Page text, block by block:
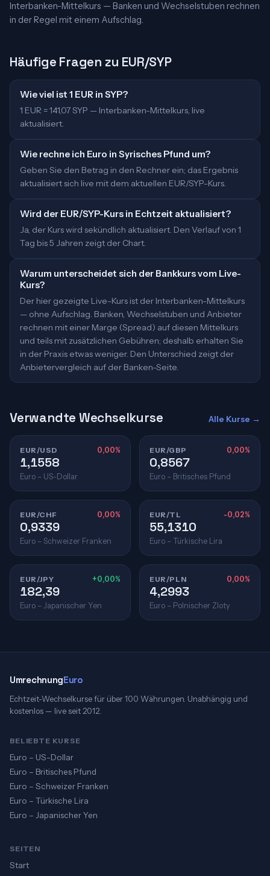
Interbanken-Mittelkurs — Banken und Wechselstuben rechnen
in der Regel mit einem Aufschlag.
Häufige Fragen zu EUR/SYP
Wie viel ist 1 EUR in SYP?
1 EUR = 141,07 SYP — Interbanken-Mittelkurs, live
aktualisiert.
Wie rechne ich Euro in Syrisches Pfund um?
Geben Sie den Betrag in den Rechner ein; das Ergebnis
aktualisiert sich live mit dem aktuellen EUR/SYP-Kurs.
Wird der EUR/SYP-Kurs in Echtzeit aktualisiert?
Ja, der Kurs wird sekündlich aktualisiert. Den Verlauf von 1
Tag bis 5 Jahren zeigt der Chart.
Warum unterscheidet sich der Bankkurs vom Live-
Kurs?
Der hier gezeigte Live-Kurs ist der Interbanken-Mittelkurs
— ohne Aufschlag. Banken, Wechselstuben und Anbieter
rechnen mit einer Marge (Spread) auf diesen Mittelkurs
und teils mit zusätzlichen Gebühren; deshalb erhalten Sie
in der Praxis etwas weniger. Den Unterschied zeigt der
Anbietervergleich auf der Banken-Seite.
Verwandte Wechselkurse Alle Kurse →
EUR/USD 0,00%
1,1558
Euro – US-Dollar
EUR/GBP 0,00%
0,8567
Euro – Britisches Pfund
EUR/CHF 0,00%
0,9339
Euro – Schweizer Franken
EUR/TL -0,02%
55,1310
Euro – Türkische Lira
EUR/JPY +0,00%
182,39
Euro – Japanischer Yen
EUR/PLN 0,00%
4,2993
Euro – Polnischer Zloty
UmrechnungEuro
Echtzeit-Wechselkurse für über 100 Währungen. Unabhängig und
kostenlos — live seit 2012.
BELIEBTE KURSE
Euro – US-Dollar
Euro – Britisches Pfund
Euro – Schweizer Franken
Euro – Türkische Lira
Euro – Japanischer Yen
SEITEN
Start